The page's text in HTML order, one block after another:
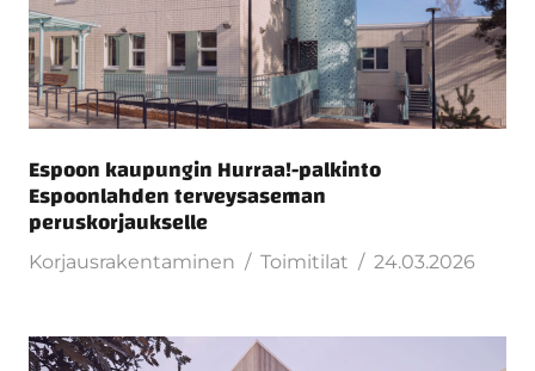
Espoon kaupungin Hurraa!-palkinto
Espoonlahden terveysaseman
peruskorjaukselle
Korjausrakentaminen Toimitilat 24.03.2026